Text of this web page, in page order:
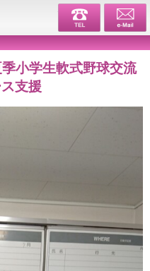
伊奈ライ
小学生軟式野球交流
支援